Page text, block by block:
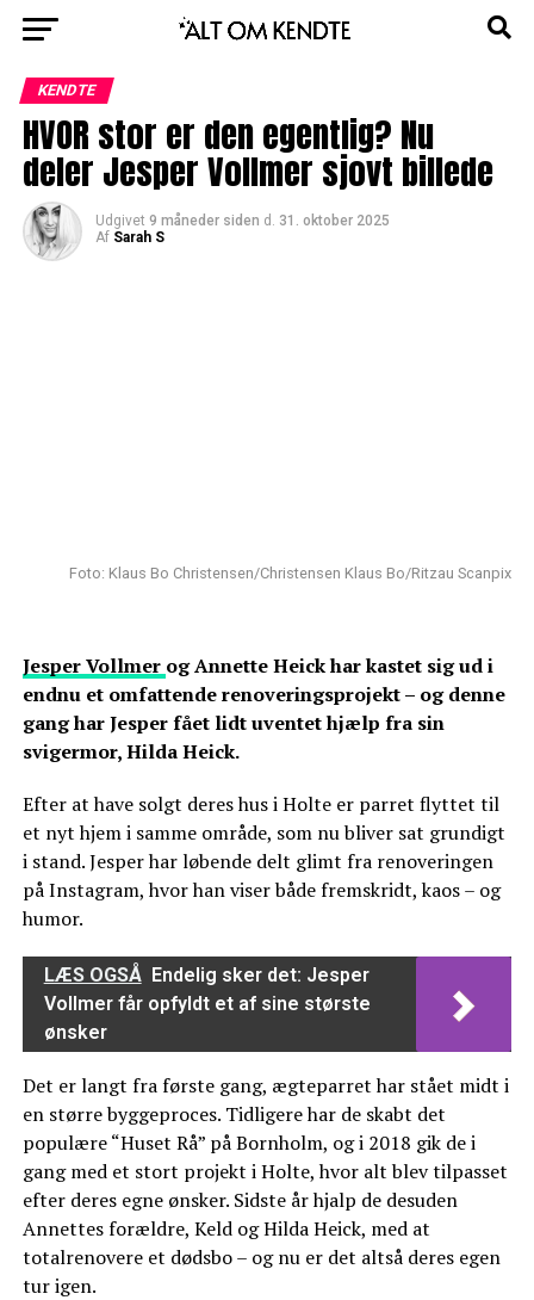
KENDTE
HVOR stor er den egentlig? Nu
deler Jesper Vollmer sjovt billede
Udgivet 9 måneder siden d. 31. oktober 2025
Af Sarah S
Foto: Klaus Bo Christensen/Christensen Klaus Bo/Ritzau Scanpix
Jesper Vollmer og Annette Heick har kastet sig ud i
endnu et omfattende renoveringsprojekt – og denne
gang har Jesper fået lidt uventet hjælp fra sin
svigermor, Hilda Heick.
Efter at have solgt deres hus i Holte er parret flyttet til
et nyt hjem i samme område, som nu bliver sat grundigt
i stand. Jesper har løbende delt glimt fra renoveringen
på Instagram, hvor han viser både fremskridt, kaos – og
humor.
LÆS OGSÅ Endelig sker det: Jesper
Vollmer får opfyldt et af sine største
ønsker
Det er langt fra første gang, ægteparret har stået midt i
en større byggeproces. Tidligere har de skabt det
populære “Huset Rå” på Bornholm, og i 2018 gik de i
gang med et stort projekt i Holte, hvor alt blev tilpasset
efter deres egne ønsker. Sidste år hjalp de desuden
Annettes forældre, Keld og Hilda Heick, med at
totalrenovere et dødsbo – og nu er det altså deres egen
tur igen.